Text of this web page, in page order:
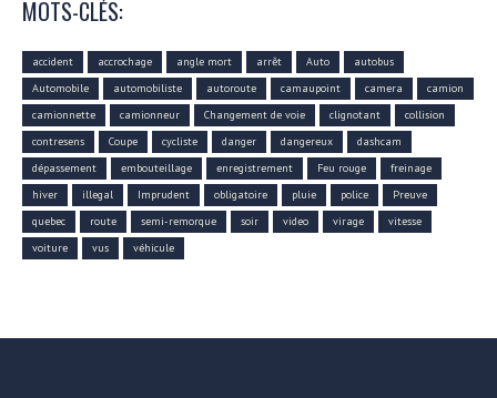
MOTS-CLÉS:
accident accrochage angle mort arrêt Auto
autobus
Automobile
automobiliste autoroute camaupoint camera
camion
camionnette
camionneur Changement de voie clignotant
collision
contresens
Coupe cycliste danger dangereux
dashcam
dépassement
embouteillage enregistrement Feu rouge
freinage
hiver
illegal Imprudent obligatoire pluie police
Preuve
quebec
route semi-remorque soir video virage
vitesse
voiture
vus véhicule